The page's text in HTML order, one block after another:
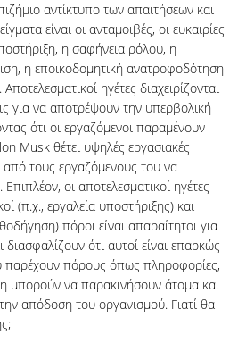
αντίκτυπο των απαιτήσεων και
είναι οι ανταμοιβές, οι ευκαιρίες
η σαφήνεια ρόλου, η
η εποικοδομητική ανατροφοδότηση
ηγέτες διαχειρίζονται
για να αποτρέψουν την υπερβολική
ότι οι εργαζόμενοι παραμένουν
Musk θέτει υψηλές εργασιακές
από τους εργαζόμενους του να
οι αποτελεσματικοί ηγέτες
(π.χ., εργαλεία υποστήριξης) και
πόροι είναι απαραίτητοι για
ότι αυτοί είναι επαρκώς
παρέχουν πόρους όπως πληροφορίες,
μπορούν να παρακινήσουν άτομα και
απόδοση του οργανισμού. Γιατί θα